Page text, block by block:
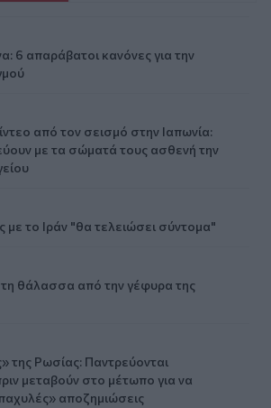
6 απαράβατοι κανόνες για την
από τον σεισμό στην Ιαπωνία:
με τα σώματά τους ασθενή την
το Ιράν "θα τελειώσει σύντομα"
θάλασσα από την γέφυρα της
της Ρωσίας: Παντρεύονται
μεταβούν στο μέτωπο για να
αποζημιώσεις